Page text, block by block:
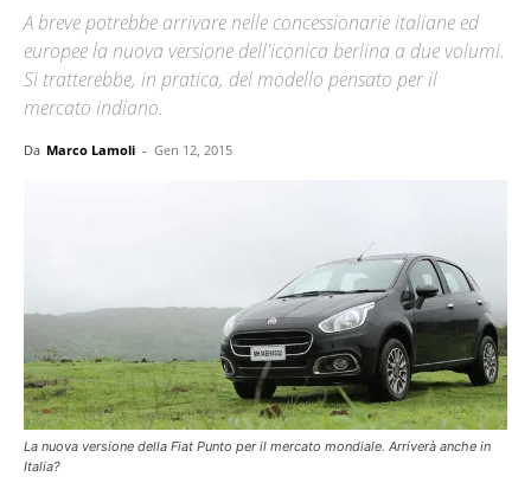
A breve potrebbe arrivare nelle concessionarie italiane ed
europee la nuova versione dell'iconica berlina a due volumi.
Si tratterebbe, in pratica, del modello pensato per il
mercato indiano.
Da Marco Lamoli - Gen 12, 2015
La nuova versione della Fiat Punto per il mercato mondiale. Arriverà anche in
Italia?